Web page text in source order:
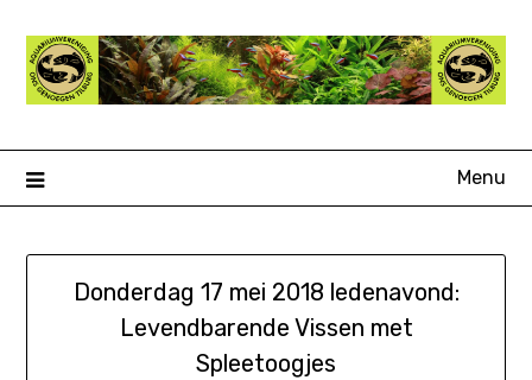
naar
inhoud
Menu
Donderdag 17 mei 2018 ledenavond:
Levendbarende Vissen met
Spleetoogjes